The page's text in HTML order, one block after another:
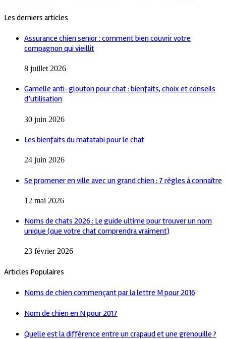
Les derniers articles
Assurance chien senior : comment bien couvrir votre
compagnon qui vieillit
8 juillet 2026
Gamelle anti-glouton pour chat : bienfaits, choix et conseils
d’utilisation
30 juin 2026
Les bienfaits du matatabi pour le chat
24 juin 2026
Se promener en ville avec un grand chien : 7 règles à connaître
12 mai 2026
Noms de chats 2026 : Le guide ultime pour trouver un nom
unique (que votre chat comprendra vraiment)
23 février 2026
Articles Populaires
Noms de chien commençant par la lettre M pour 2016
Nom de chien en N pour 2017
Quelle est la différence entre un crapaud et une grenouille ?